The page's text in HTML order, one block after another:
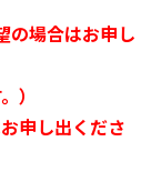
の場合はお申し
）
申し出くださ